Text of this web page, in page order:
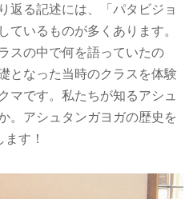
返る記述には、「パタビジョ
ているものが多くあります。
スの中で何を語っていたの
となった当時のクラスを体験
マです。私たちが知るアシュ
。アシュタンガヨガの歴史を
す！